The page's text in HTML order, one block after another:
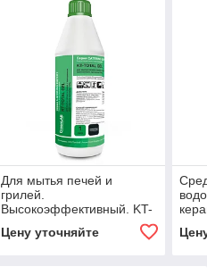
Для мытья печей и
грилей.
Высокоэффективный. KT-
Цену уточняйте